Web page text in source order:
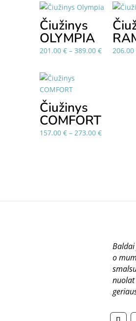
Čiužinys
OLYMPIA
201.00 € – 389.00 €Price206.00
Čiužinys
COMFORT
157.00 € – 273.00 €Price
o